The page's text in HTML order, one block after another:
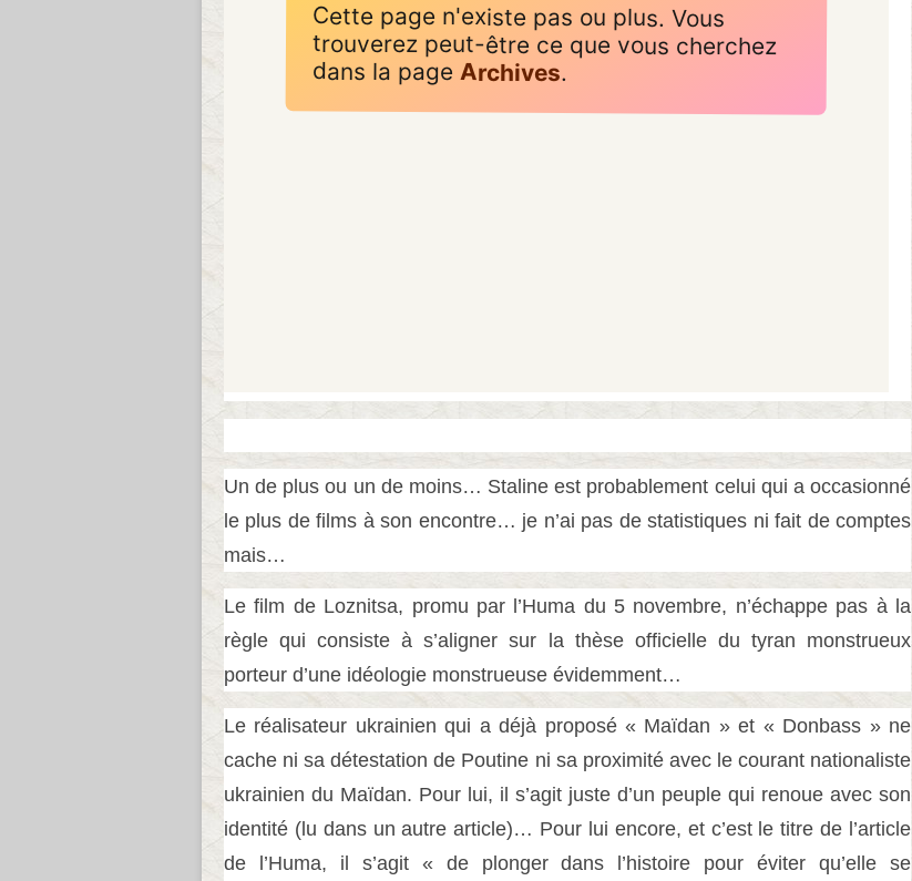
Un de plus ou un de moins… Staline est probablement celui qui a occasionné
le plus de films à son encontre… je n’ai pas de statistiques ni fait de comptes
mais…
Le film de Loznitsa, promu par l’Huma du 5 novembre, n’échappe pas à la
règle qui consiste à s’aligner sur la thèse officielle du tyran monstrueux
porteur d’une idéologie monstrueuse évidemment…
Le réalisateur ukrainien qui a déjà proposé « Maïdan » et « Donbass » ne
cache ni sa détestation de Poutine ni sa proximité avec le courant nationaliste
ukrainien du Maïdan. Pour lui, il s’agit juste d’un peuple qui renoue avec son
identité (lu dans un autre article)… Pour lui encore, et c’est le titre de l’article
de l’Huma, il s’agit « de plonger dans l’histoire pour éviter qu’elle se